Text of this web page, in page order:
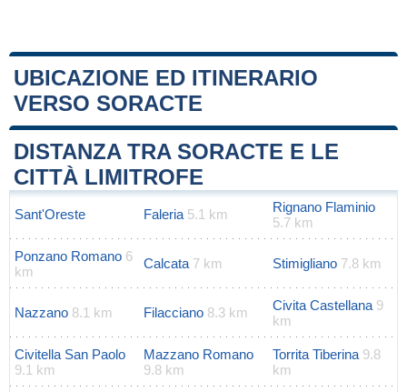
UBICAZIONE ED ITINERARIO
VERSO SORACTE
+
−
Leaflet |Map data ©
DISTANZA TRA SORACTE E LE
CITTÀ LIMITROFE
Sant'Oreste Faleria 5.1 km
Rignano Flaminio
5.7 km
Ponzano Romano 6
km
Calcata 7 km Stimigliano 7.8 km
Nazzano 8.1 km Filacciano 8.3 km Civita Castellana 9
km
Civitella San Paolo
9.1 km
Mazzano Romano
9.8 km
Torrita Tiberina 9.8
km